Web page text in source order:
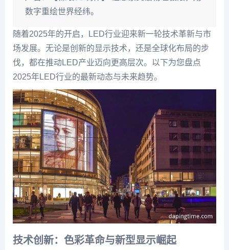
数字重绘世界经纬。
随着2025年的开启，LED行业迎来新一轮技术革新与市
场发展。无论是创新的显示技术，还是全球化布局的步
伐，都在推动LED产业迈向更高层次。以下为您盘点
2025年LED行业的最新动态与未来趋势。
技术创新：色彩革命与新型显示崛起